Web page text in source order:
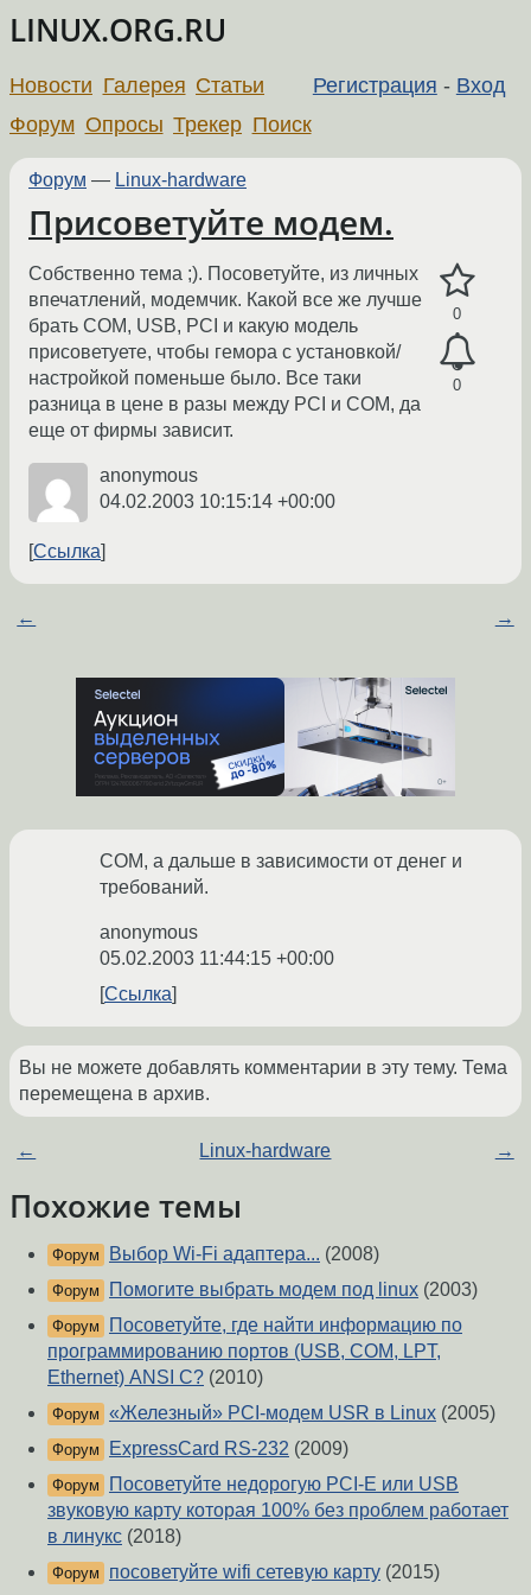
LINUX.ORG.RU
Регистрация - Вход
Новости Галерея Статьи
Форум Опросы Трекер Поиск
Форум — Linux-hardware
Присоветуйте модем.
0
0
Собственно тема ;). Посоветуйте, из личных
впечатлений, модемчик. Какой все же лучше
брать COM, USB, PCI и какую модель
присоветуете, чтобы гемора с установкой/
настройкой поменьше было. Все таки
разница в цене в разы между PCI и COM, да
еще от фирмы зависит.
anonymous
04.02.2003 10:15:14 +00:00
Ссылка
← →
COM, а дальше в зависимости от денег и
требований.
anonymous
05.02.2003 11:44:15 +00:00
Ссылка
Вы не можете добавлять комментарии в эту тему. Тема
перемещена в архив.
← Linux-hardware →
Похожие темы
Форум Выбор Wi-Fi адаптера... (2008)
Форум Помогите выбрать модем под linux (2003)
Форум
Посоветуйте, где найти информацию по
программированию портов (USB, COM, LPT,
Ethernet) ANSI С? (2010)
Форум «Железный» PCI-модем USR в Linux (2005)
Форум ExpressCard RS-232 (2009)
Форум
Посоветуйте недорогую PCI-E или USB
звуковую карту которая 100% без проблем работает
в линукс (2018)
Форум посоветуйте wifi сетевую карту (2015)